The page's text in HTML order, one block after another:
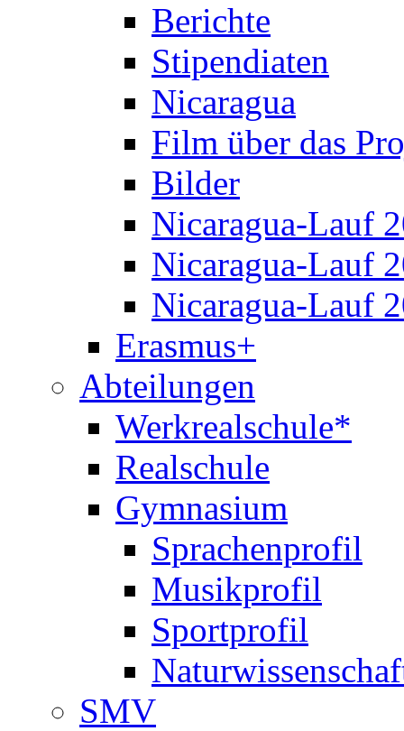
Berichte
Stipendiaten
Nicaragua
Film über das
Bilder
Nicaragua-Lauf
Nicaragua-Lauf
Nicaragua-Lauf
Erasmus+
Abteilungen
Werkrealschule*
Realschule
Gymnasium
Sprachenprofil
Musikprofil
Sportprofil
SMV